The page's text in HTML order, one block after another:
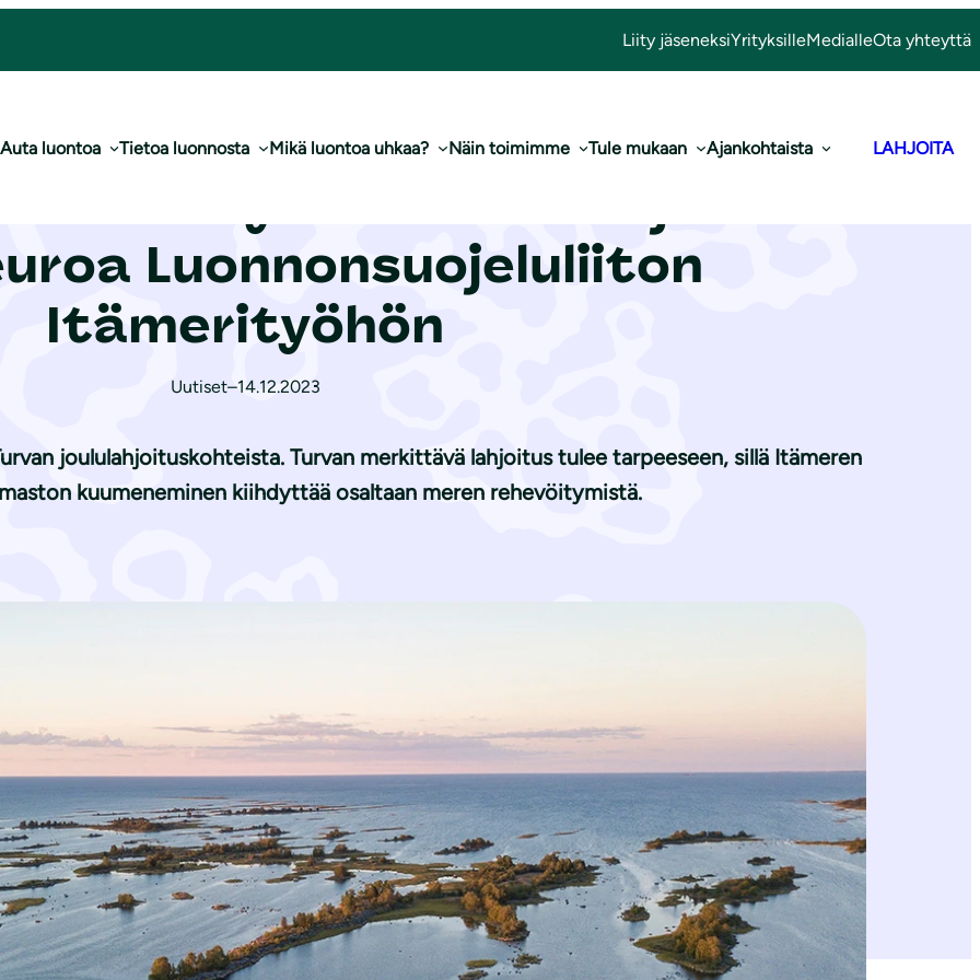
Liity jäseneksiYrityksilleMedialleOta yhteyttä
Auta luontoa Tietoa luonnosta Mikä luontoa uhkaa? Näin toimimme Tule mukaan Ajankohtaista LAHJOITA
500 euroa Luon­non­suo­je­lu­lii­ton Itämerityöhön
Luon­non­suo­je­lu­lii­ton
Itämerityöhön
Uutiset–14.12.2023
joululahjoituskohteista. Turvan merkittävä lahjoitus tulee tarpeeseen, sillä Itämeren
kuumeneminen kiihdyttää osaltaan meren rehevöitymistä.